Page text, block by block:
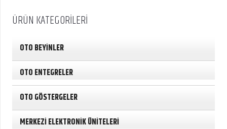
t
r
ÜRÜN KATEGORİLERİ
OTO BEYİNLER
OTO ENTEGRELER
OTO GÖSTERGELER
MERKEZİ ELEKTRONİK ÜNİTELERİ